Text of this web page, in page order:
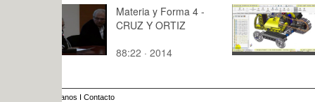
Materia y Forma 4 -
CRUZ Y ORTIZ
88:22 · 2014
Creación
Technic
Montaje
2 de 5
9:,4 · 2017